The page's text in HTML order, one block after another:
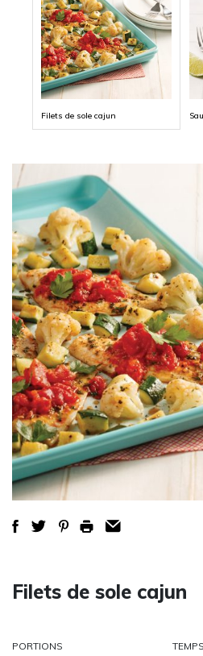
Filets de sole cajun
Filets de sole cajun
PORTIONS